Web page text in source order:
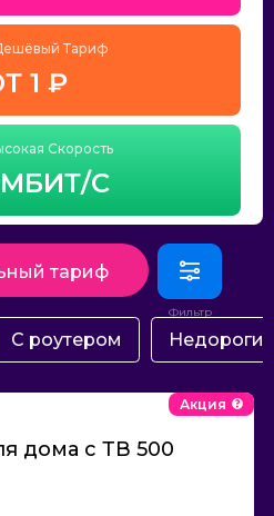
Тариф
1 ₽
Скорость
С
тариф
С роутером Недорогие
дома с ТВ 500
Акция